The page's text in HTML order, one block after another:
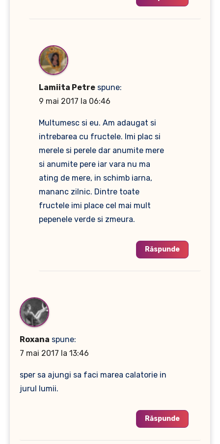
Lamiita Petre spune:
9 mai 2017 la 06:46
Multumesc si eu. Am adaugat si
intrebarea cu fructele. Imi plac si
merele si perele dar anumite mere
si anumite pere iar vara nu ma
ating de mere, in schimb iarna,
mananc zilnic. Dintre toate
fructele imi place cel mai mult
pepenele verde si zmeura.
Răspunde
Roxana spune:
7 mai 2017 la 13:46
sper sa ajungi sa faci marea calatorie in
jurul lumii.
Răspunde